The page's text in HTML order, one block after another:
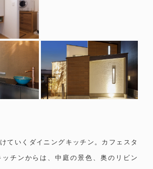
ていくダイニングキッチン。カフェスタ
チンからは、中庭の景色、奥のリビン